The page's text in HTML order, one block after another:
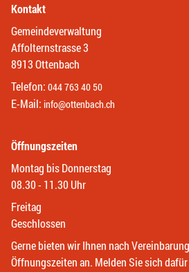
Kontakt
Gemeindeverwaltung
Affolternstrasse 3
8913 Ottenbach
Telefon: 044 763 40 50
E-Mail: info@ottenbach.ch
Öffnungszeiten
Montag bis Donnerstag
08.30 - 11.30 Uhr
Freitag
Geschlossen
Gerne bieten wir Ihnen nach
Öffnungszeiten an. Melden Sie sich